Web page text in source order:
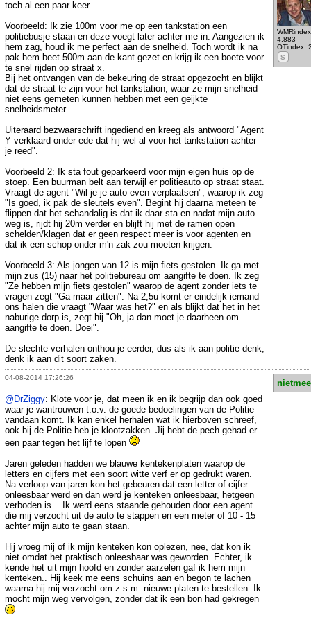
4.883
OTindex:
S
toch al een paar keer.
Voorbeeld: Ik zie 100m voor me op een tankstation een
politiebusje staan en deze voegt later achter me in. Aangezien ik
hem zag, houd ik me perfect aan de snelheid. Toch wordt ik na
pak hem beet 500m aan de kant gezet en krijg ik een boete voor
te snel rijden op straat x.
Bij het ontvangen van de bekeuring de straat opgezocht en blijkt
dat de straat te zijn voor het tankstation, waar ze mijn snelheid
niet eens gemeten kunnen hebben met een geijkte
snelheidsmeter.
Uiteraard bezwaarschrift ingediend en kreeg als antwoord "Agent
Y verklaard onder ede dat hij wel al voor het tankstation achter
je reed".
Voorbeeld 2: Ik sta fout geparkeerd voor mijn eigen huis op de
stoep. Een buurman belt aan terwijl er politieauto op straat staat.
Vraagt de agent "Wil je je auto even verplaatsen", waarop ik zeg
"Is goed, ik pak de sleutels even". Begint hij daarna meteen te
flippen dat het schandalig is dat ik daar sta en nadat mijn auto
weg is, rijdt hij 20m verder en blijft hij met de ramen open
schelden/klagen dat er geen respect meer is voor agenten en
dat ik een schop onder m'n zak zou moeten krijgen.
Voorbeeld 3: Als jongen van 12 is mijn fiets gestolen. Ik ga met
mijn zus (15) naar het politiebureau om aangifte te doen. Ik zeg
"Ze hebben mijn fiets gestolen" waarop de agent zonder iets te
vragen zegt "Ga maar zitten". Na 2,5u komt er eindelijk iemand
ons halen die vraagt "Waar was het?" en als blijkt dat het in het
naburige dorp is, zegt hij "Oh, ja dan moet je daarheen om
aangifte te doen. Doei".
De slechte verhalen onthou je eerder, dus als ik aan politie denk,
denk ik aan dit soort zaken.
04-08-2014 17:26:26
@DrZiggy: Klote voor je, dat meen ik en ik begrijp dan ook goed
waar je wantrouwen t.o.v. de goede bedoelingen van de Politie
vandaan komt. Ik kan enkel herhalen wat ik hierboven schreef,
ook bij de Politie heb je klootzakken. Jij hebt de pech gehad er
een paar tegen het lijf te lopen
Jaren geleden hadden we blauwe kentekenplaten waarop de
letters en cijfers met een soort witte verf er op gedrukt waren.
Na verloop van jaren kon het gebeuren dat een letter of cijfer
onleesbaar werd en dan werd je kenteken onleesbaar, hetgeen
verboden is... Ik werd eens staande gehouden door een agent
die mij verzocht uit de auto te stappen en een meter of 10 - 15
achter mijn auto te gaan staan.
Hij vroeg mij of ik mijn kenteken kon oplezen, nee, dat kon ik
niet omdat het praktisch onleesbaar was geworden. Echter, ik
kende het uit mijn hoofd en zonder aarzelen gaf ik hem mijn
kenteken.. Hij keek me eens schuins aan en begon te lachen
waarna hij mij verzocht om z.s.m. nieuwe platen te bestellen. Ik
mocht mijn weg vervolgen, zonder dat ik een bon had gekregen